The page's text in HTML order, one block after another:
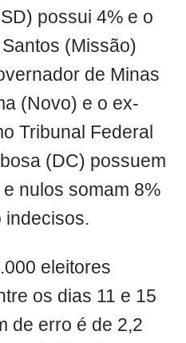
possui 4% e o
(Missão)
de Minas
(Novo) e o ex-
Tribunal Federal
(DC) possuem
nulos somam 8%
indecisos.
eleitores
os dias 11 e 15
de erro é de 2,2